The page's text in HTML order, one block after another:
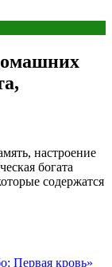
настроение
богата
содержатся
Первая кровь»